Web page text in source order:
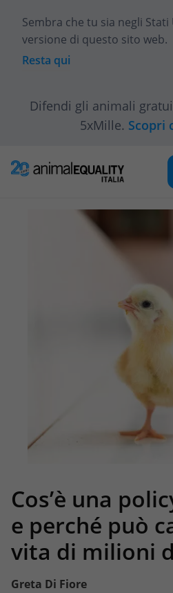
Sembra che tu sia negli Stati
versione di questo sito web.
Resta qui
Difendi gli animali
5xMille. Scopri
Cos’è una
e perché può
vita di milioni
Greta Di Fiore